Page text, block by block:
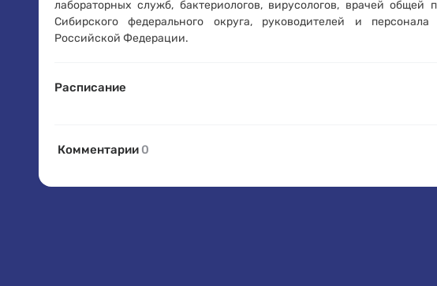
лабораторных служб, бактериологов, вирусологов, врачей
Сибирского федерального округа, руководителей и
Российской Федерации.
Расписание
Комментарии 0